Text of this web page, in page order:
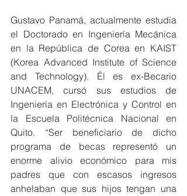
Gustavo Panamá, actualmente estudia
el Doctorado en Ingeniería Mecánica
en la República de Corea en KAIST
(Korea Advanced Institute of Science
and Technology). Él es ex-Becario
UNACEM, cursó sus estudios de
Ingeniería en Electrónica y Control en
la Escuela Politécnica Nacional en
Quito. “Ser beneficiario de dicho
programa de becas representó un
enorme alivio económico para mis
padres que con escasos ingresos
anhelaban que sus hijos tengan una